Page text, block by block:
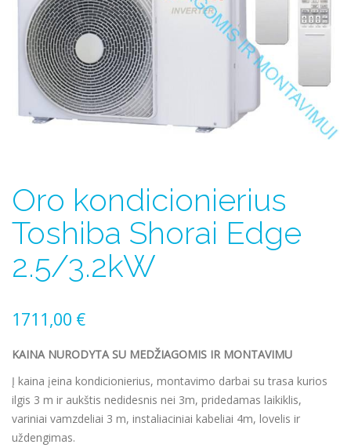
Oro kondicionierius
Toshiba Shorai Edge
2.5/3.2kW
1711,00 €
KAINA NURODYTA SU MEDŽIAGOMIS IR MONTAVIMU
Į kaina įeina kondicionierius, montavimo darbai su trasa kurios
ilgis 3 m ir aukštis nedidesnis nei 3m, pridedamas laikiklis,
variniai vamzdeliai 3 m, instaliaciniai kabeliai 4m, lovelis ir
uždengimas.